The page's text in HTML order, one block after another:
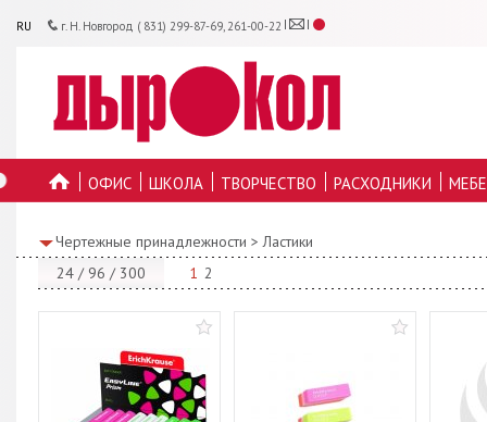
RU г. Н. Новгород ( 831) 299-87-69, 261-00-22
ОФИС ШКОЛА ТВОРЧЕСТВО РАСХОДНИКИ
Чертежные принадлежности >Ластики
24 / 96 / 300 1 2